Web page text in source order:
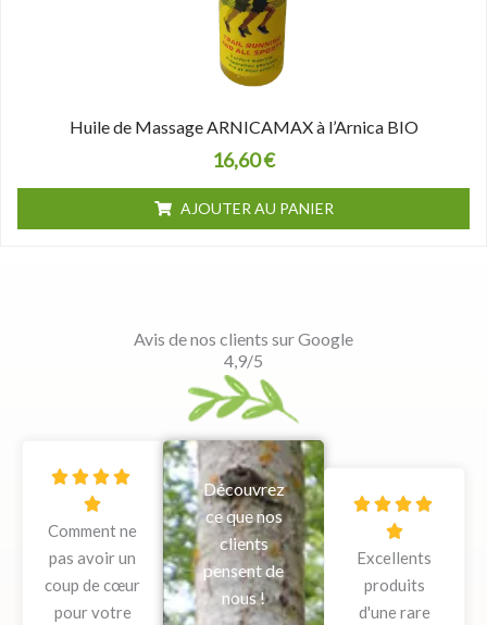
Huile de Massage ARNICAMAX à l’Arnica BIO
16,60€
AJOUTER AU PANIER
Avis de nos clients sur Google
4,9/5
   

N
o
t
é
5
s
Comment ne
pas avoir un
coup de cœur
pour votre
Découvrez
ce que nos
clients
pensent de
nous !
   

N
o
t
é
5
Excellents
produits
d'une rare